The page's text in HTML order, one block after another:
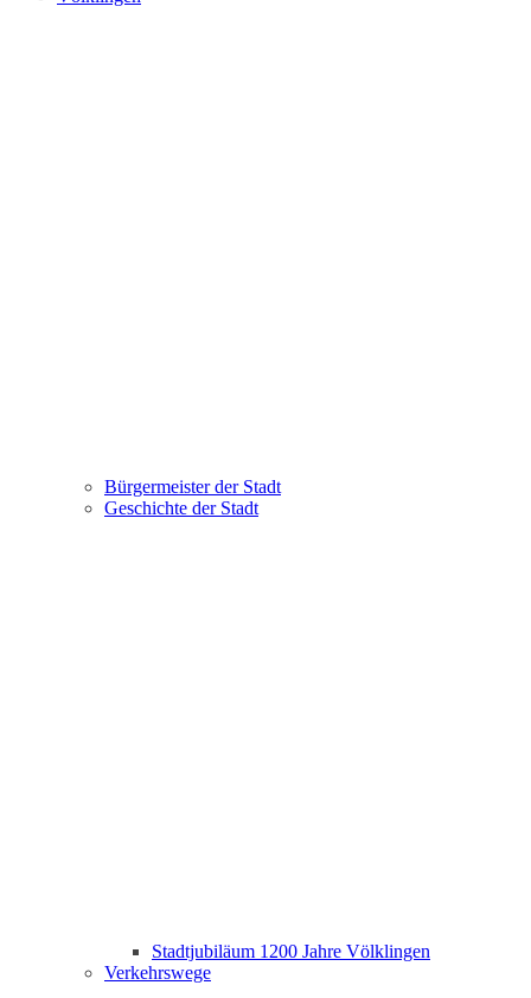
Bürgermeister der Stadt
Geschichte der Stadt
Stadtjubiläum 1200 Jahre Völklingen
Verkehrswege